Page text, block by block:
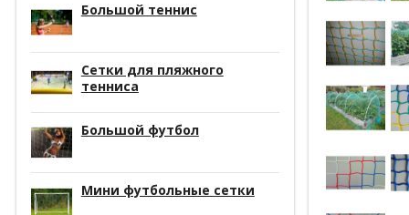
Большой теннис
Сетки для пляжного
тенниса
Большой футбол
Мини футбольные сетки